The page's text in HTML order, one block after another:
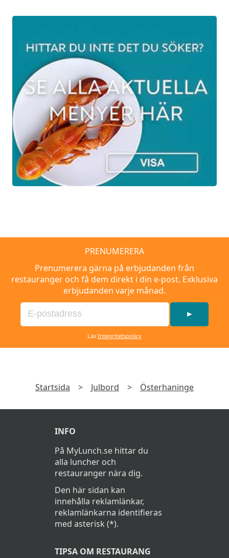
PRENUMERERA
Prenumerera gärna på erbjudanden från
restauranger och få dem direkt i din e-post. Exklusiva
erbjudanden varje månad.
►
Läs Integritetspolicy
Startsida > Julbord > Österhaninge
INFO
På MyLunch.se hittar du
alla luncher och
restauranger nära dig.
Den här sidan kan
innehålla reklamlänkar,
reklamlänkarna identifieras
med asterisk (*).
TIPSA OM RESTAURANG